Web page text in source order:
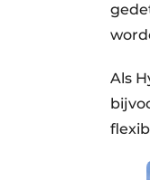
Als